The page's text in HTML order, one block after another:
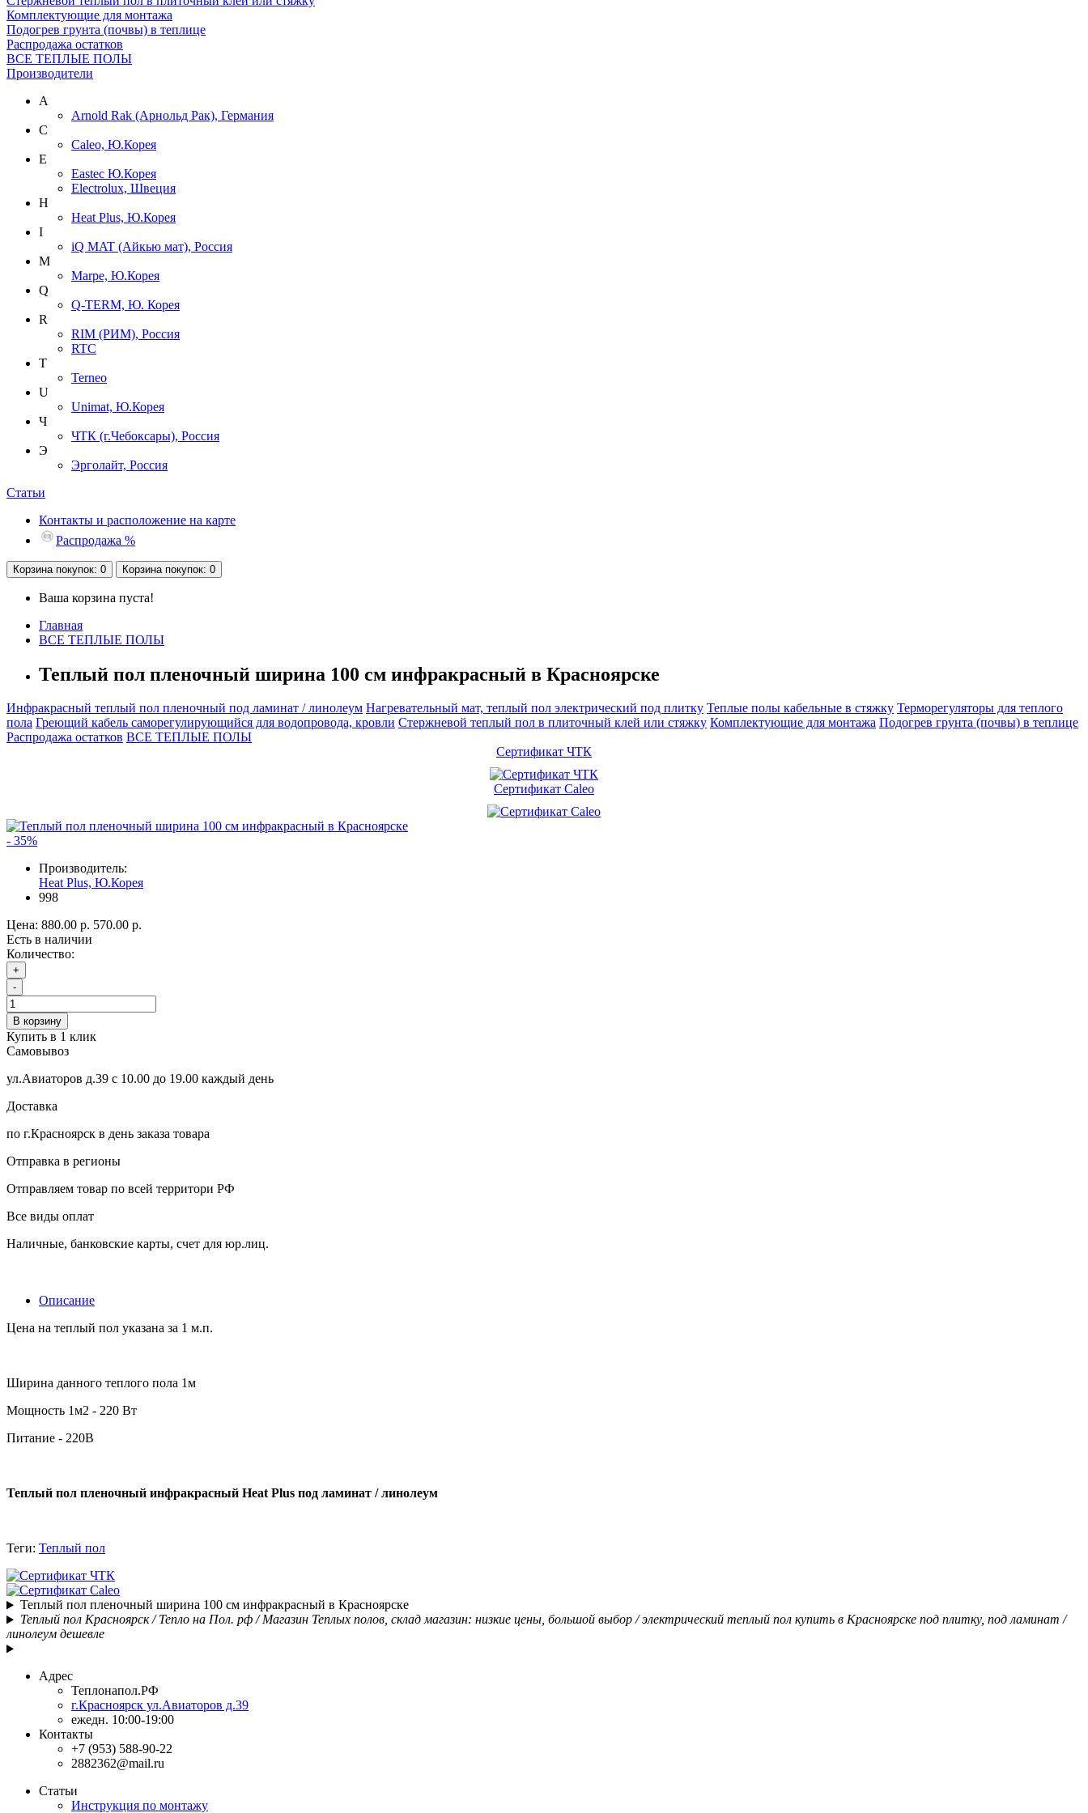
Комплектующие для монтажа
Подогрев грунта (почвы) в теплице
Распродажа остатков
ВСЕ ТЕПЛЫЕ ПОЛЫ
Производители
A
Arnold Rak (Арнольд Рак), Германия
C
Caleo, Ю.Корея
E
Eastec Ю.Корея
Electrolux, Швеция
H
Heat Plus, Ю.Корея
I
iQ MAT (Айкью мат), Россия
M
Marpe, Ю.Корея
Q
Q-TERM, Ю. Корея
R
RIM (РИМ), Россия
RTC
T
Terneo
U
Unimat, Ю.Корея
Ч
ЧТК (г.Чебоксары), Россия
Э
Эрголайт, Россия
Статьи
Контакты и расположение на карте
Распродажа %
Корзина покупок: 0 Корзина покупок: 0
Ваша корзина пуста!
Главная
ВСЕ ТЕПЛЫЕ ПОЛЫ
Теплый пол пленочный ширина 100 см инфракрасный в Красноярске
Инфракрасный теплый пол пленочный под ламинат / линолеум Нагревательный мат, теплый пол электрический под плитку Теплые полы кабельные в стяжку Терморегуляторы для теплого
пола Греющий кабель саморегулирующийся для водопровода, кровли Cтержневой теплый пол в плиточный клей или стяжку Комплектующие для монтажа Подогрев грунта (почвы) в теплице
Распродажа остатков ВСЕ ТЕПЛЫЕ ПОЛЫ
Сертификат ЧТК
Сертификат Caleo
- 35%
Производитель:
Heat Plus, Ю.Корея
998
Цена: 880.00 р. 570.00 р.
Есть в наличии
Количество:
+
-
В корзину
Купить в 1 клик
Самовывоз
ул.Авиаторов д.39 с 10.00 до 19.00 каждый день
Доставка
по г.Красноярск в день заказа товара
Отправка в регионы
Отправляем товар по всей территори РФ
Все виды оплат
Наличные, банковские карты, счет для юр.лиц.
Описание
Цена на теплый пол указана за 1 м.п.
Ширина данного теплого пола 1м
Мощность 1м2 - 220 Вт
Питание - 220В
Теплый пол пленочный инфракрасный Heat Plus под ламинат / линолеум
Теги: Теплый пол
Теплый пол пленочный ширина 100 см инфракрасный в Красноярске
Теплый пол Красноярск / Тепло на Пол. рф / Магазин Теплых полов, склад магазин: низкие цены, большой выбор / электрический теплый пол купить в Красноярске под плитку, под ламинат /
линолеум дешевле
Адрес
Теплонапол.РФ
г.Красноярск ул.Авиаторов д.39
ежедн. 10:00-19:00
Контакты
+7 (953) 588-90-22
2882362@mail.ru
Статьи
Инструкция по монтажу